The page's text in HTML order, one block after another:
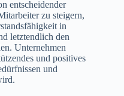
entscheidender
zu steigern,
in
letztendlich den
Unternehmen
und positives
und